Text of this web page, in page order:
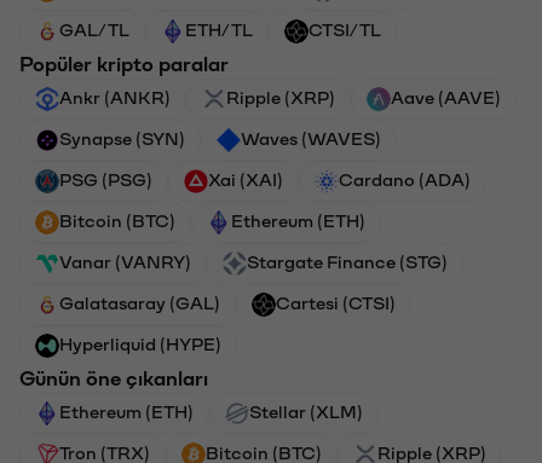
GAL/TL ETH/TL CTSI/TL
Popüler kripto paralar
Ankr (ANKR) Ripple (XRP) Aave (AAVE)
Synapse (SYN) Waves (WAVES)
PSG (PSG) Xai (XAI) Cardano (ADA)
Bitcoin (BTC) Ethereum (ETH)
Vanar (VANRY) Stargate Finance (STG)
Galatasaray (GAL) Cartesi (CTSI)
Hyperliquid (HYPE)
Günün öne çıkanları
Ethereum (ETH) Stellar (XLM)
Tron (TRX) Bitcoin (BTC) Ripple (XRP)